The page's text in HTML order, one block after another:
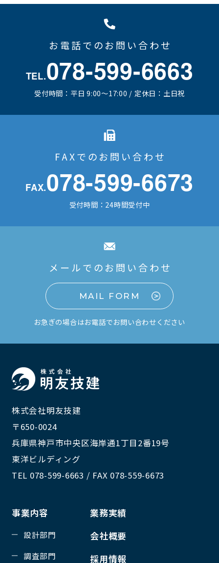
お電話でのお問い合わせ
TEL.078-599-6663
受付時間：平日 9:00～17:00 / 定休日：土日祝
FAXでのお問い合わせ
FAX.078-599-6673
受付時間：24時間受付中
メールでのお問い合わせ
MAIL FORM
お急ぎの場合はお電話でお問い合わせください
株式会社明友技建
〒650-0024
兵庫県神戸市中央区海岸通1丁目2番19号
東洋ビルディング
TEL 078-599-6663 / FAX 078-559-6673
事業内容
設計部門
調査部門
業務実績
会社概要
採用情報